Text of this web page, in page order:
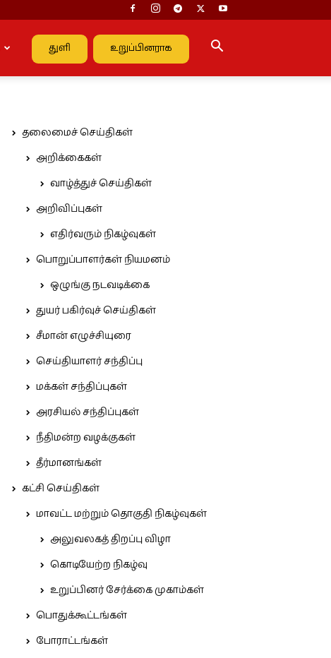
துளி உறுப்பினராக
தலைமைச் செய்திகள்
அறிக்கைகள்
வாழ்த்துச் செய்திகள்
அறிவிப்புகள்
எதிர்வரும் நிகழ்வுகள்
பொறுப்பாளர்கள் நியமனம்
ஒழுங்கு நடவடிக்கை
துயர் பகிர்வுச் செய்திகள்
சீமான் எழுச்சியுரை
செய்தியாளர் சந்திப்பு
மக்கள் சந்திப்புகள்
அரசியல் சந்திப்புகள்
நீதிமன்ற வழக்குகள்
தீர்மானங்கள்
கட்சி செய்திகள்
மாவட்ட மற்றும் தொகுதி நிகழ்வுகள்
அலுவலகத் திறப்பு விழா
கொடியேற்ற நிகழ்வு
உறுப்பினர் சேர்க்கை முகாம்கள்
பொதுக்கூட்டங்கள்
போராட்டங்கள்